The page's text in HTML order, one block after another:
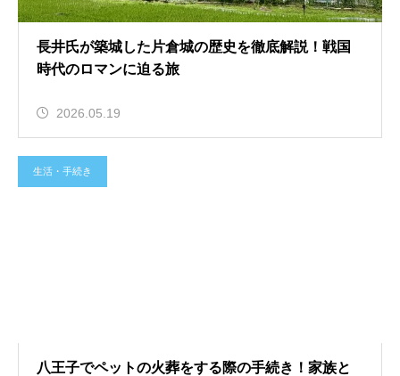
長井氏が築城した片倉城の歴史を徹底解説！戦国
時代のロマンに迫る旅
2026.05.19
生活・手続き
八王子でペットの火葬をする際の手続き！家族と